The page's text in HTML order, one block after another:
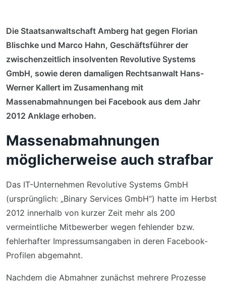
Die Staatsanwaltschaft Amberg hat gegen Florian
Blischke und Marco Hahn, Geschäftsführer der
zwischenzeitlich insolventen Revolutive Systems
GmbH, sowie deren damaligen Rechtsanwalt Hans-
Werner Kallert im Zusamenhang mit
Massenabmahnungen bei Facebook aus dem Jahr
2012 Anklage erhoben.
Massenabmahnungen
möglicherweise auch strafbar
Das IT-Unternehmen Revolutive Systems GmbH
(ursprünglich: „Binary Services GmbH“) hatte im Herbst
2012 innerhalb von kurzer Zeit mehr als 200
vermeintliche Mitbewerber wegen fehlender bzw.
fehlerhafter Impressumsangaben in deren Facebook-
Profilen abgemahnt.
Nachdem die Abmahner zunächst mehrere Prozesse